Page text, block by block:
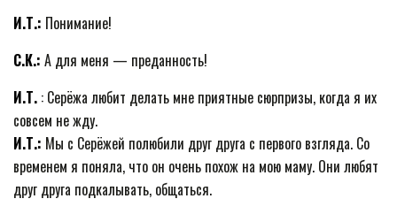
И.Т.: Понимание!
С.К.: А для меня — преданность!
И.Т. : Серёжа любит делать мне приятные сюрпризы, когда я их
совсем не жду.
И.Т.: Мы с Серёжей полюбили друг друга с первого взгляда. Со
временем я поняла, что он очень похож на мою маму. Они любят
друг друга подкалывать, общаться.